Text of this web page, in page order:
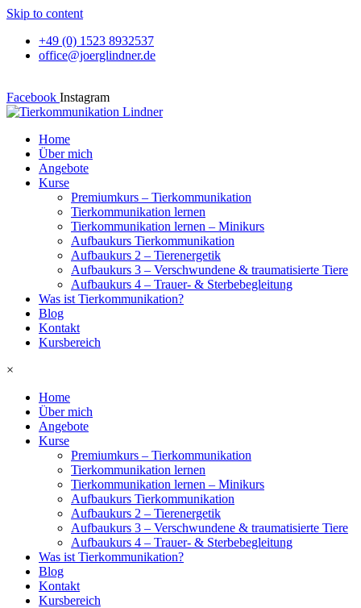
Skip to content
+49 (0) 1523 8932537
office@joerglindner.de
Facebook Instagram
Home
Über mich
Angebote
Kurse
Premiumkurs – Tierkommunikation
Tierkommunikation lernen
Tierkommunikation lernen – Minikurs
Aufbaukurs Tierkommunikation
Aufbaukurs 2 – Tierenergetik
Aufbaukurs 3 – Verschwundene & traumatisierte Tiere
Aufbaukurs 4 – Trauer- & Sterbebegleitung
Was ist Tierkommunikation?
Blog
Kontakt
Kursbereich
×
Home
Über mich
Angebote
Kurse
Premiumkurs – Tierkommunikation
Tierkommunikation lernen
Tierkommunikation lernen – Minikurs
Aufbaukurs Tierkommunikation
Aufbaukurs 2 – Tierenergetik
Aufbaukurs 3 – Verschwundene & traumatisierte Tiere
Aufbaukurs 4 – Trauer- & Sterbebegleitung
Was ist Tierkommunikation?
Blog
Kontakt
Kursbereich